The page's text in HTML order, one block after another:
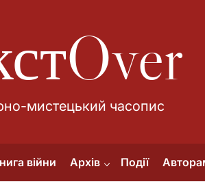
мистецький часопис
війни Архів Події